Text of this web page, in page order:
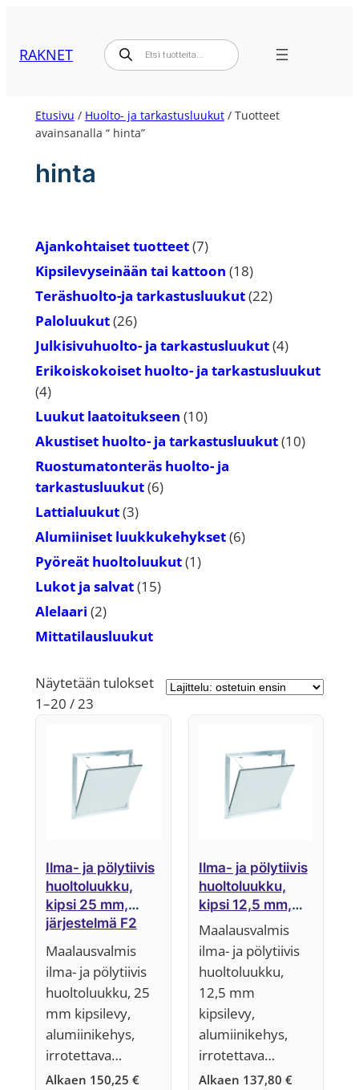
RAKNET Products
search
Etusivu / Huolto- ja tarkastusluukut/ Tuotteet
avainsanalla “ hinta”
hinta
Ajankohtaiset tuotteet 77
tuotetta
Kipsilevyseinään tai kattoon 1818
tuotetta
Teräshuolto-ja tarkastusluukut 2222
Paloluukut 2626
tuotetta
Julkisivuhuolto- ja tarkastusluukut 44
tuotetta
Erikoiskokoiset huolto- ja tarkastusluukut
44
tuotetta
Luukut laatoitukseen 1010
tuotetta
Akustiset huolto- ja tarkastusluukut 1010
Ruostumatonteräs huolto- ja
tarkastusluukut 66
Lattialuukut 33
tuotetta
Alumiiniset luukkukehykset 66
Pyöreät huoltoluukut 11
Lukot ja salvat 1515
Alelaari 22
tuotetta
Mittatilausluukut
Näytetään tulokset
1–20 / 23Suosituimmat
Ilma- ja pölytiivis
huoltoluukku,
kipsi 25 mm,
järjestelmä F2
(irrotettava
luukkuosa)
Maalausvalmis
ilma- ja pölytiivis
huoltoluukku, 25
mm kipsilevy,
alumiinikehys,
irrotettava…
Alkaen 150,25 €
Ilma- ja pölytiivis
huoltoluukku,
kipsi 12,5 mm,
järjestelmä F2
(irrotettava
luukkuosa)
Maalausvalmis
ilma- ja pölytiivis
huoltoluukku,
12,5 mm
kipsilevy,
alumiinikehys,
irrotettava…
Alkaen 137,80 €